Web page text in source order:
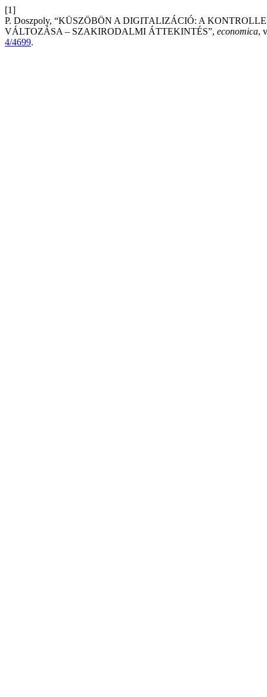
[1]
P. Doszpoly, “KÜSZÖBÖN A DIGITALIZÁCIÓ: A
VÁLTOZÁSA – SZAKIRODALMI ÁTTEKINTÉS”, economica,
4/4699.